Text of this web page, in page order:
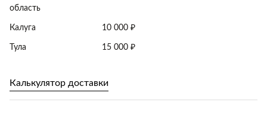
область
Калуга 10 000 ₽
Тула 15 000 ₽
Калькулятор доставки